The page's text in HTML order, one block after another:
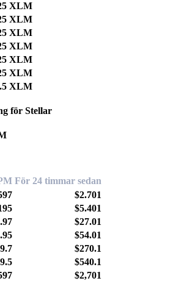
XLM
XLM
XLM
XLM
XLM
XLM
XLM
för Stellar
För 24 timmar sedan
$2.701
$5.401
$27.01
$54.01
$270.1
$540.1
$2,701